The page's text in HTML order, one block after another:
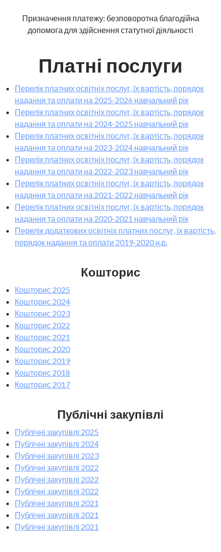
Призначення платежу: безповоротна благодійна
допомога для здійснення статутної діяльності
Платні послуги
Перелік платних освітніх послуг, їх вартість, порядок
надання та оплати на 2025-2026 навчальний рік
Перелік платних освітніх послуг, їх вартість, порядок
надання та оплати на 2024-2025 навчальний рік
Перелік платних освітніх послуг, їх вартість, порядок
надання та оплати на 2023-2024 навчальний рік
Перелік платних освітніх послуг, їх вартість, порядок
надання та оплати на 2022-2023 навчальний рік
Перелік платних освітніх послуг, їх вартість, порядок
надання та оплати на 2021-2022 навчальний рік
Перелік платних освітніх послуг, їх вартість, порядок
надання та оплати на 2020-2021 навчальний рік
Перелік додаткових освітніх платних послуг, їх вартість,
порядок надання та оплати 2019-2020 н.р.
Кошторис
Кошторис 2025
Кошторис 2024
Кошторис 2023
Кошторис 2022
Кошторис 2021
Кошторис 2020
Кошторис 2019
Кошторис 2018
Кошторис 2017
Публічні закупівлі
Публічні закупівлі 2025
Публічні закупівлі 2024
Публічні закупівлі 2023
Публічні закупівлі 2022
Публічні закупівлі 2022
Публічні закупівлі 2022
Публічні закупівлі 2021
Публічні закупівлі 2021
Публічні закупівлі 2021